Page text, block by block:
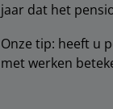
jaar dat het
Onze tip: heeft u
met werken